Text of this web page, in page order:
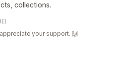
collections.
your support. 🙌